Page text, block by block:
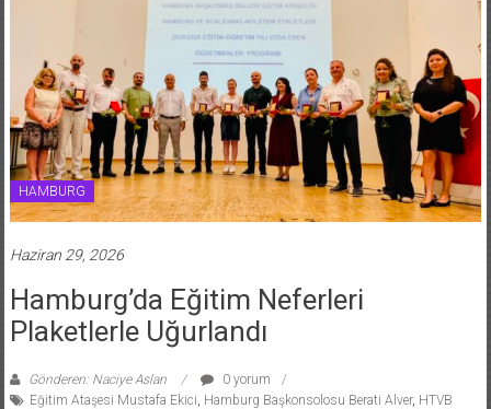
HAMBURG
Haziran 29, 2026
Hamburg’da Eğitim Neferleri
Plaketlerle Uğurlandı
Gönderen: Naciye Aslan
0 yorum
Eğitim Ataşesi Mustafa Ekici Hamburg Başkonsolosu Berati Alver, HTVB